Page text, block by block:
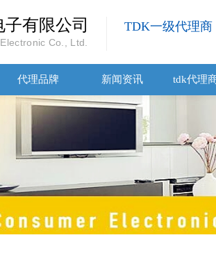
有限公司
Co., Ltd.
TDK一级代理商
代理品牌 新闻资讯 tdk代理